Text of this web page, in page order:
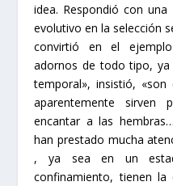
idea. Respondió con
evolutivo en la selección
convirtió en el
adornos de todo tipo,
temporal», insistió,
aparentemente sirven
encantar a las
han prestado mucha
, ya sea en un
confinamiento, tienen